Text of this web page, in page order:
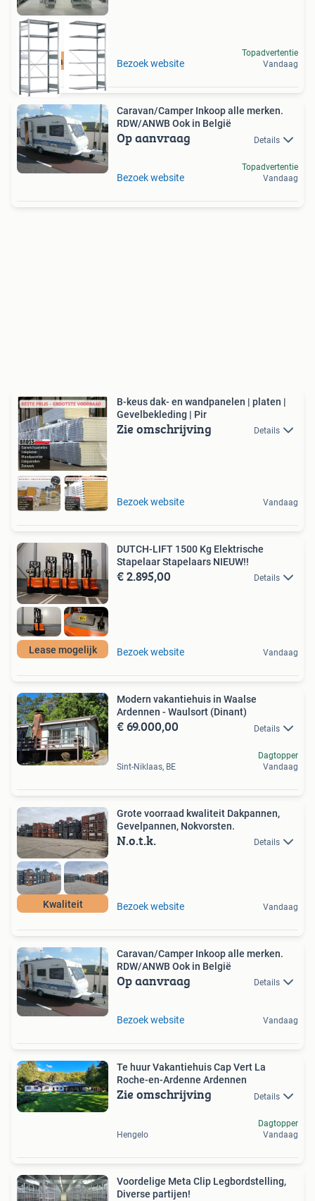
Offerte aanvragen Bezoek website
Topadvertentie
Vandaag
Caravan/Camper Inkoop alle merken.
RDW/ANWB Ook in België
Op aanvraag Details
Bezoek website
Topadvertentie
Vandaag
B-keus dak- en wandpanelen | platen |
Gevelbekleding | Pir
Zie omschrijving Details
Bezoek website Vandaag
Lease mogelijk
DUTCH-LIFT 1500 Kg Elektrische
Stapelaar Stapelaars NIEUW!!
€ 2.895,00 Details
Bezoek website Vandaag
Modern vakantiehuis in Waalse
Ardennen - Waulsort (Dinant)
€ 69.000,00 Details
Sint-Niklaas, BE
Dagtopper
Vandaag
Kwaliteit
Grote voorraad kwaliteit Dakpannen,
Gevelpannen, Nokvorsten.
N.o.t.k. Details
Bezoek website Vandaag
Caravan/Camper Inkoop alle merken.
RDW/ANWB Ook in België
Op aanvraag Details
Bezoek website Vandaag
Te huur Vakantiehuis Cap Vert La
Roche-en-Ardenne Ardennen
Zie omschrijving Details
Hengelo
Dagtopper
Vandaag
Voordelige Meta Clip Legbordstelling,
Diverse partijen!